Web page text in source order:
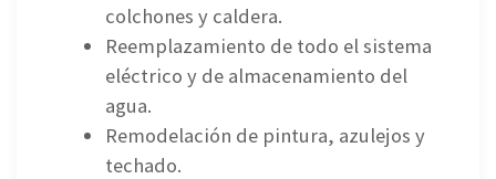
colchones y caldera.
Reemplazamiento de todo el sistema
eléctrico y de almacenamiento del
agua.
Remodelación de pintura, azulejos y
techado.